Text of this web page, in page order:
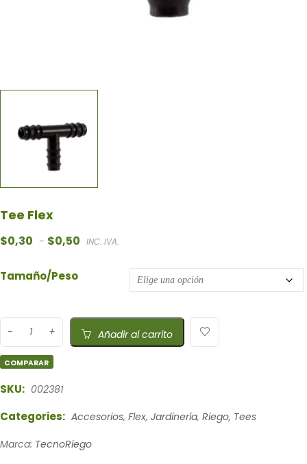
Tee Flex
$0,30 - $0,50 Rango de precios: desde $0,30 hasta $0,50
INC. IVA.
Tamaño/Peso
Añadir al carrito
COMPARAR
SKU: 002381
Categories: Accesorios, Flex, Jardinería, Riego, Tees
Marca: TecnoRiego